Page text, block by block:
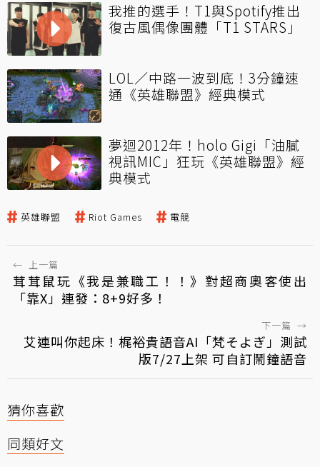
我推的選手！T1與Spotify推出
復古風偶像團體「T1 STARS」
LOL／中路一波到底！3分鐘速
通《英雄聯盟》經典模式
夢迴2012年！holo Gigi「油膩
視訊MIC」狂玩《英雄聯盟》經
典模式
英雄聯盟 Riot Games 電競
← 上一篇
茸茸鼠玩《我是兼職工！！》對超商奧客使出
「靠X」連發：8+9好多！
下一篇 →
艾連叫你起床！梶裕貴語音AI「梵そよぎ」測試
版7/27上架 可自訂鬧鐘語音
猜你喜歡
同類好文